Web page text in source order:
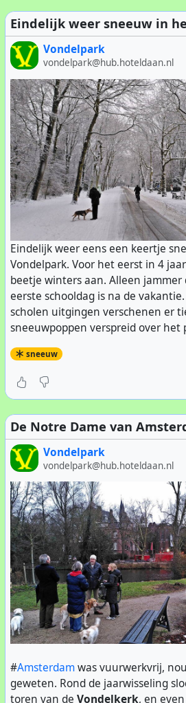
Eindelijk weer sneeuw in
Vondelpark
vondelpark@hub.hoteldaan.nl
Eindelijk weer eens een keertje
Vondelpark. Voor het eerst in 4
beetje winters aan. Alleen
eerste schooldag is na de
scholen uitgingen verschenen er
sneeuwpoppen verspreid over het
sneeuw
De Notre Dame van
Vondelpark
vondelpark@hub.hoteldaan.nl
#Amsterdamwas vuurwerkvrij,
geweten. Rond de jaarwisseling
toren van de Vondelkerk, en